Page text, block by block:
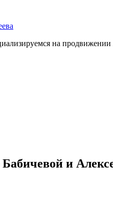
на продвижении
и